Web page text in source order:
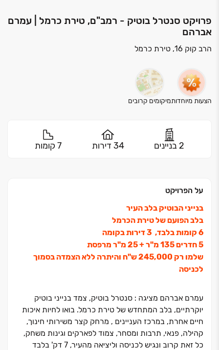
פרויקט סנטרל בוטיק - רמב"ם, טירת כרמל | עמרם
אברהם
הרב קוק 16, טירת כרמל
הצעות מיוחדותמיקומים קרובים
2 בניינים 34 דירות 7 קומות
על הפרויקט
בנייני הבוטיק בלב העיר
בלב הפועם של טירת הכרמל
5 חדרים 135 מ"ר + 25 מ"ר מרפסת
שלמו רק 245,000 ש"ח והיתרה ללא הצמדה בסמוך
לכניסה
עמרם אברהם מציגה : סנטרל בוטיק, צמד בנייני בוטיק
יוקרתיים, בלב המתחדש של טירת כרמל. בואו לחיות איכות
חיים אחרת, במרכז העניינים , מרחק קצר משירותי חינוך,
קהילה, פנאי, תרבות ומסחר, צמוד לפארקים וגינות משחק,
כל זאת קרוב ונגיש לכניסה וליציאה מהעיר, ‏7 דק' בלבד